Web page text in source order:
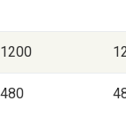
1200
480